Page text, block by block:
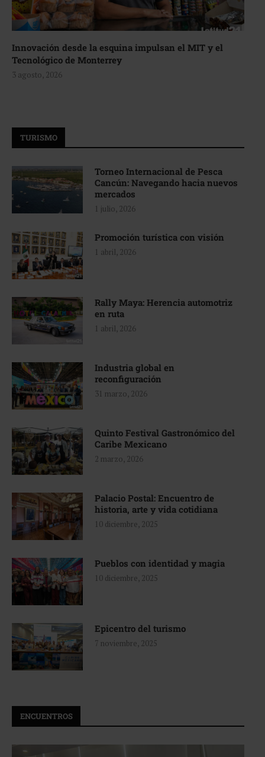
Innovación desde la esquina impulsan el MIT y el
Tecnológico de Monterrey
3 agosto, 2026
TURISMO
Torneo Internacional de Pesca
Cancún: Navegando hacia nuevos
mercados
1 julio, 2026
Promoción turística con visión
1 abril, 2026
Rally Maya: Herencia automotriz
en ruta
1 abril, 2026
Industria global en
reconfiguración
31 marzo, 2026
Quinto Festival Gastronómico del
Caribe Mexicano
2 marzo, 2026
Palacio Postal: Encuentro de
historia, arte y vida cotidiana
10 diciembre, 2025
Pueblos con identidad y magia
10 diciembre, 2025
Epicentro del turismo
7 noviembre, 2025
ENCUENTROS